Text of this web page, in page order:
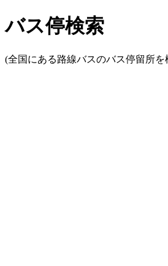
バス停検索
(全国にある路線バスのバス停留所